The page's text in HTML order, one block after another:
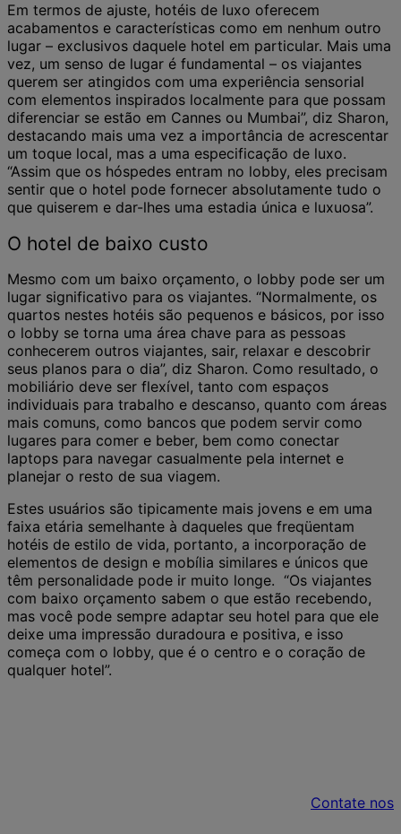
Em termos de ajuste, hotéis de luxo oferecem
acabamentos e características como em nenhum outro
lugar – exclusivos daquele hotel em particular. Mais uma
vez, um senso de lugar é fundamental – os viajantes
querem ser atingidos com uma experiência sensorial
com elementos inspirados localmente para que possam
diferenciar se estão em Cannes ou Mumbai”, diz Sharon,
destacando mais uma vez a importância de acrescentar
um toque local, mas a uma especificação de luxo.
“Assim que os hóspedes entram no lobby, eles precisam
sentir que o hotel pode fornecer absolutamente tudo o
que quiserem e dar-lhes uma estadia única e luxuosa”.
O hotel de baixo custo
Mesmo com um baixo orçamento, o lobby pode ser um
lugar significativo para os viajantes. “Normalmente, os
quartos nestes hotéis são pequenos e básicos, por isso
o lobby se torna uma área chave para as pessoas
conhecerem outros viajantes, sair, relaxar e descobrir
seus planos para o dia”, diz Sharon. Como resultado, o
mobiliário deve ser flexível, tanto com espaços
individuais para trabalho e descanso, quanto com áreas
mais comuns, como bancos que podem servir como
lugares para comer e beber, bem como conectar
laptops para navegar casualmente pela internet e
planejar o resto de sua viagem.
Estes usuários são tipicamente mais jovens e em uma
faixa etária semelhante à daqueles que freqüentam
hotéis de estilo de vida, portanto, a incorporação de
elementos de design e mobília similares e únicos que
têm personalidade pode ir muito longe. “Os viajantes
com baixo orçamento sabem o que estão recebendo,
mas você pode sempre adaptar seu hotel para que ele
deixe uma impressão duradoura e positiva, e isso
começa com o lobby, que é o centro e o coração de
qualquer hotel”.
Contate nos